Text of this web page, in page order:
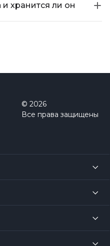
и хранится ли он
© 2026
Все права защищены